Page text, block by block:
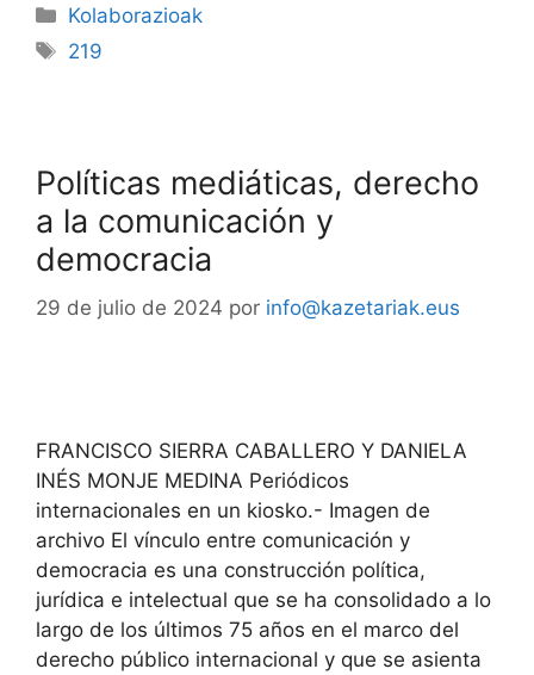
Kolaborazioak
219
Políticas mediáticas, derecho
a la comunicación y
democracia
29 de julio de 2024 por info@kazetariak.eus
FRANCISCO SIERRA CABALLERO Y DANIELA
INÉS MONJE MEDINA Periódicos
internacionales en un kiosko.- Imagen de
archivo El vínculo entre comunicación y
democracia es una construcción política,
jurídica e intelectual que se ha consolidado a lo
largo de los últimos 75 años en el marco del
derecho público internacional y que se asienta